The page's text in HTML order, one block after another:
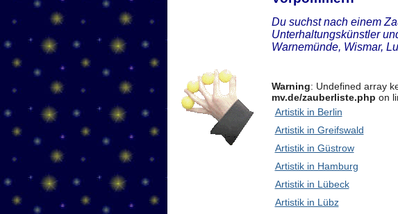
Du suchst nach einem
Unterhaltungskünstler
Warnemünde, Wismar,
Warning: Undefined array
mv.de/zauberliste.php on
Artistik in Berlin
Artistik in Greifswald
Artistik in Güstrow
Artistik in Hamburg
Artistik in Lübeck
Artistik in Lübz